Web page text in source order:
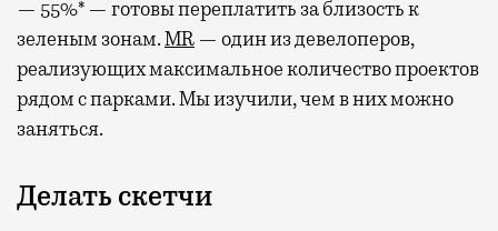
— 55%* — готовы переплатить за близость к
зеленым зонам.MR — один из девелоперов,
реализующих максимальное количество проектов
рядом с парками. Мы изучили, чем в них можно
заняться.
Делать скетчи